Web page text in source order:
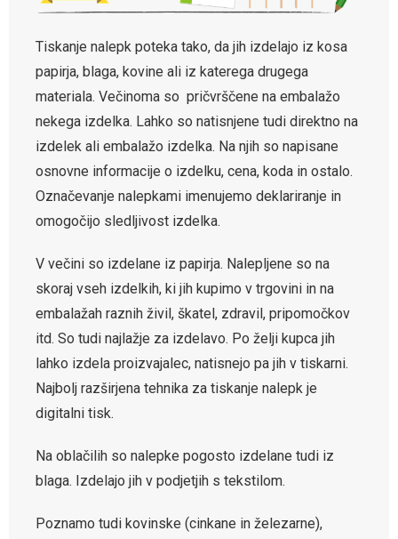
Tiskanje nalepk poteka tako, da jih izdelajo iz kosa
papirja, blaga, kovine ali iz katerega drugega
materiala. Večinoma so pričvrščene na embalažo
nekega izdelka. Lahko so natisnjene tudi direktno na
izdelek ali embalažo izdelka. Na njih so napisane
osnovne informacije o izdelku, cena, koda in ostalo.
Označevanje nalepkami imenujemo deklariranje in
omogočijo sledljivost izdelka.
V večini so izdelane iz papirja. Nalepljene so na
skoraj vseh izdelkih, ki jih kupimo v trgovini in na
embalažah raznih živil, škatel, zdravil, pripomočkov
itd. So tudi najlažje za izdelavo. Po želji kupca jih
lahko izdela proizvajalec, natisnejo pa jih v tiskarni.
Najbolj razširjena tehnika za tiskanje nalepk je
digitalni tisk.
Na oblačilih so nalepke pogosto izdelane tudi iz
blaga. Izdelajo jih v podjetjih s tekstilom.
Poznamo tudi kovinske (cinkane in železarne),